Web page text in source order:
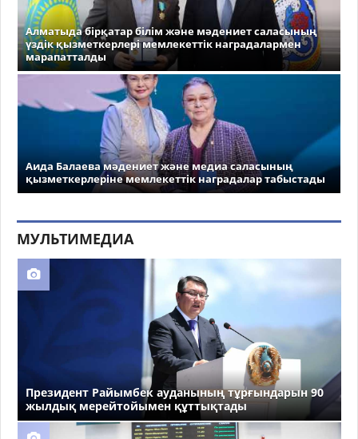
Алматыда бірқатар білім және мәдениет саласының
үздік қызметкерлері мемлекеттік наградалармен
марапатталды
Аида Балаева мәдениет және медиа саласының
қызметкерлеріне мемлекеттік наградалар табыстады
МУЛЬТИМЕДИА
Президент Райымбек ауданының тұрғындарын 90
жылдық мерейтойымен құттықтады